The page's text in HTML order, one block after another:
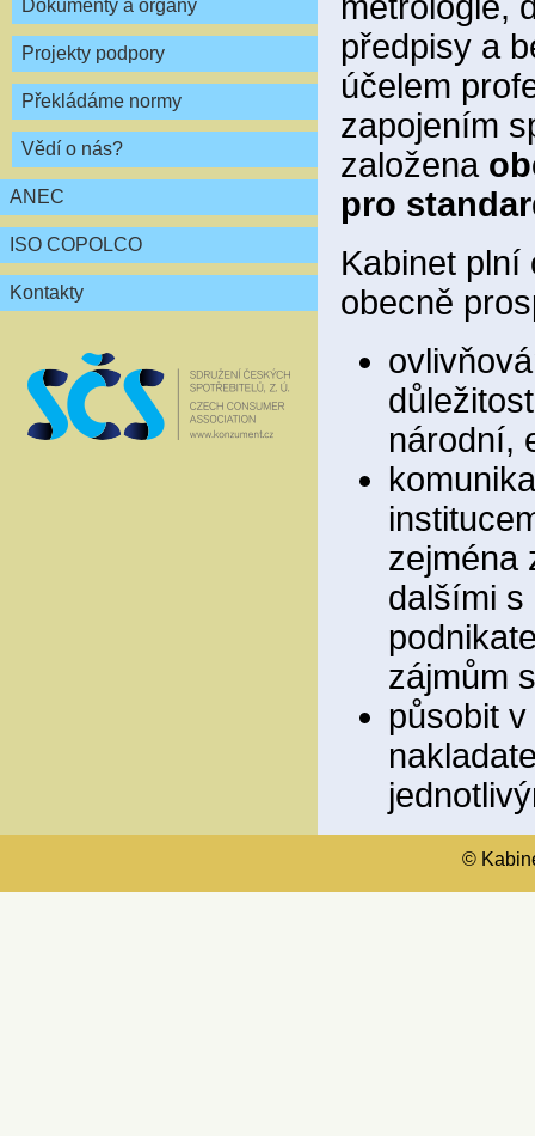
Dokumenty a orgány
Projekty podpory
Překládáme normy
Vědí o nás?
ANEC
ISO COPOLCO
Kontakty
předpisy a
účelem
zapojením
založena
pro
Kabinet plní
obecně
národní,
zejména
dalšími s
zájmům
působit
©